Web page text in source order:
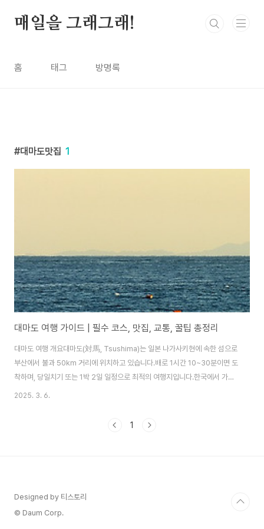
매일을 그래그래!
홈 태그 방명록
대마도맛집 1
대마도 여행 가이드 | 필수 코스, 맛집, 교통, 꿀팁 총정리
대마도 여행 개요대마도(対馬, Tsushima)는 일본 나가사키현에 속한 섬으로
부산에서 불과 50km 거리에 위치하고 있습니다.배로 1시간 10~30분이면 도
착하며, 당일치기 또는 1박 2일 일정으로 최적의 여행지입니다.한국에서 가까
운 해외 여행지청정 자연과 조용한 분위기해산물 요리 & 낚시 천국렌터카 필
산국제여객터미널에서 출발하며, 목적지는 히타카츠(북부) 또는 이즈하라(남
2025. 3. 6.
1
Designed by 티스토리
© Daum Corp.